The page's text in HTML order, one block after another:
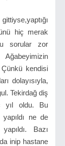
hiç merak
sorular zor
Çünkü kendisi
dolayısıyla,
Tekirdağ diş
yıl oldu. Bu
ne de
Bazı
inip hastane